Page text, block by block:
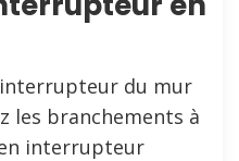
interrupteur du mur
les branchements à
interrupteur